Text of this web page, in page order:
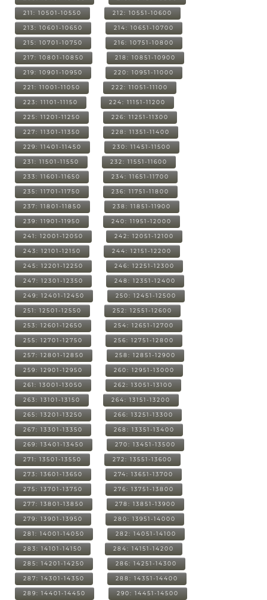
211: 10501-10550 212: 10551-10600
213: 10601-10650 214: 10651-10700
215: 10701-10750 216: 10751-10800
217: 10801-10850 218: 10851-10900
219: 10901-10950 220: 10951-11000
221: 11001-11050 222: 11051-11100
223: 11101-11150 224: 11151-11200
225: 11201-11250 226: 11251-11300
227: 11301-11350 228: 11351-11400
229: 11401-11450 230: 11451-11500
231: 11501-11550 232: 11551-11600
233: 11601-11650 234: 11651-11700
235: 11701-11750 236: 11751-11800
237: 11801-11850 238: 11851-11900
239: 11901-11950 240: 11951-12000
241: 12001-12050 242: 12051-12100
243: 12101-12150 244: 12151-12200
245: 12201-12250 246: 12251-12300
247: 12301-12350 248: 12351-12400
249: 12401-12450 250: 12451-12500
251: 12501-12550 252: 12551-12600
253: 12601-12650 254: 12651-12700
255: 12701-12750 256: 12751-12800
257: 12801-12850 258: 12851-12900
259: 12901-12950 260: 12951-13000
261: 13001-13050 262: 13051-13100
263: 13101-13150 264: 13151-13200
265: 13201-13250 266: 13251-13300
267: 13301-13350 268: 13351-13400
269: 13401-13450 270: 13451-13500
271: 13501-13550 272: 13551-13600
273: 13601-13650 274: 13651-13700
275: 13701-13750 276: 13751-13800
277: 13801-13850 278: 13851-13900
279: 13901-13950 280: 13951-14000
281: 14001-14050 282: 14051-14100
283: 14101-14150 284: 14151-14200
285: 14201-14250 286: 14251-14300
287: 14301-14350 288: 14351-14400
289: 14401-14450 290: 14451-14500